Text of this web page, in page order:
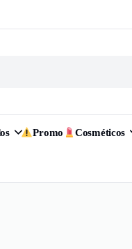
Promo Cosméticos